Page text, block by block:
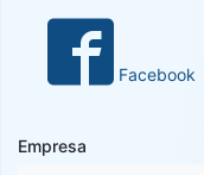
Facebook
Empresa